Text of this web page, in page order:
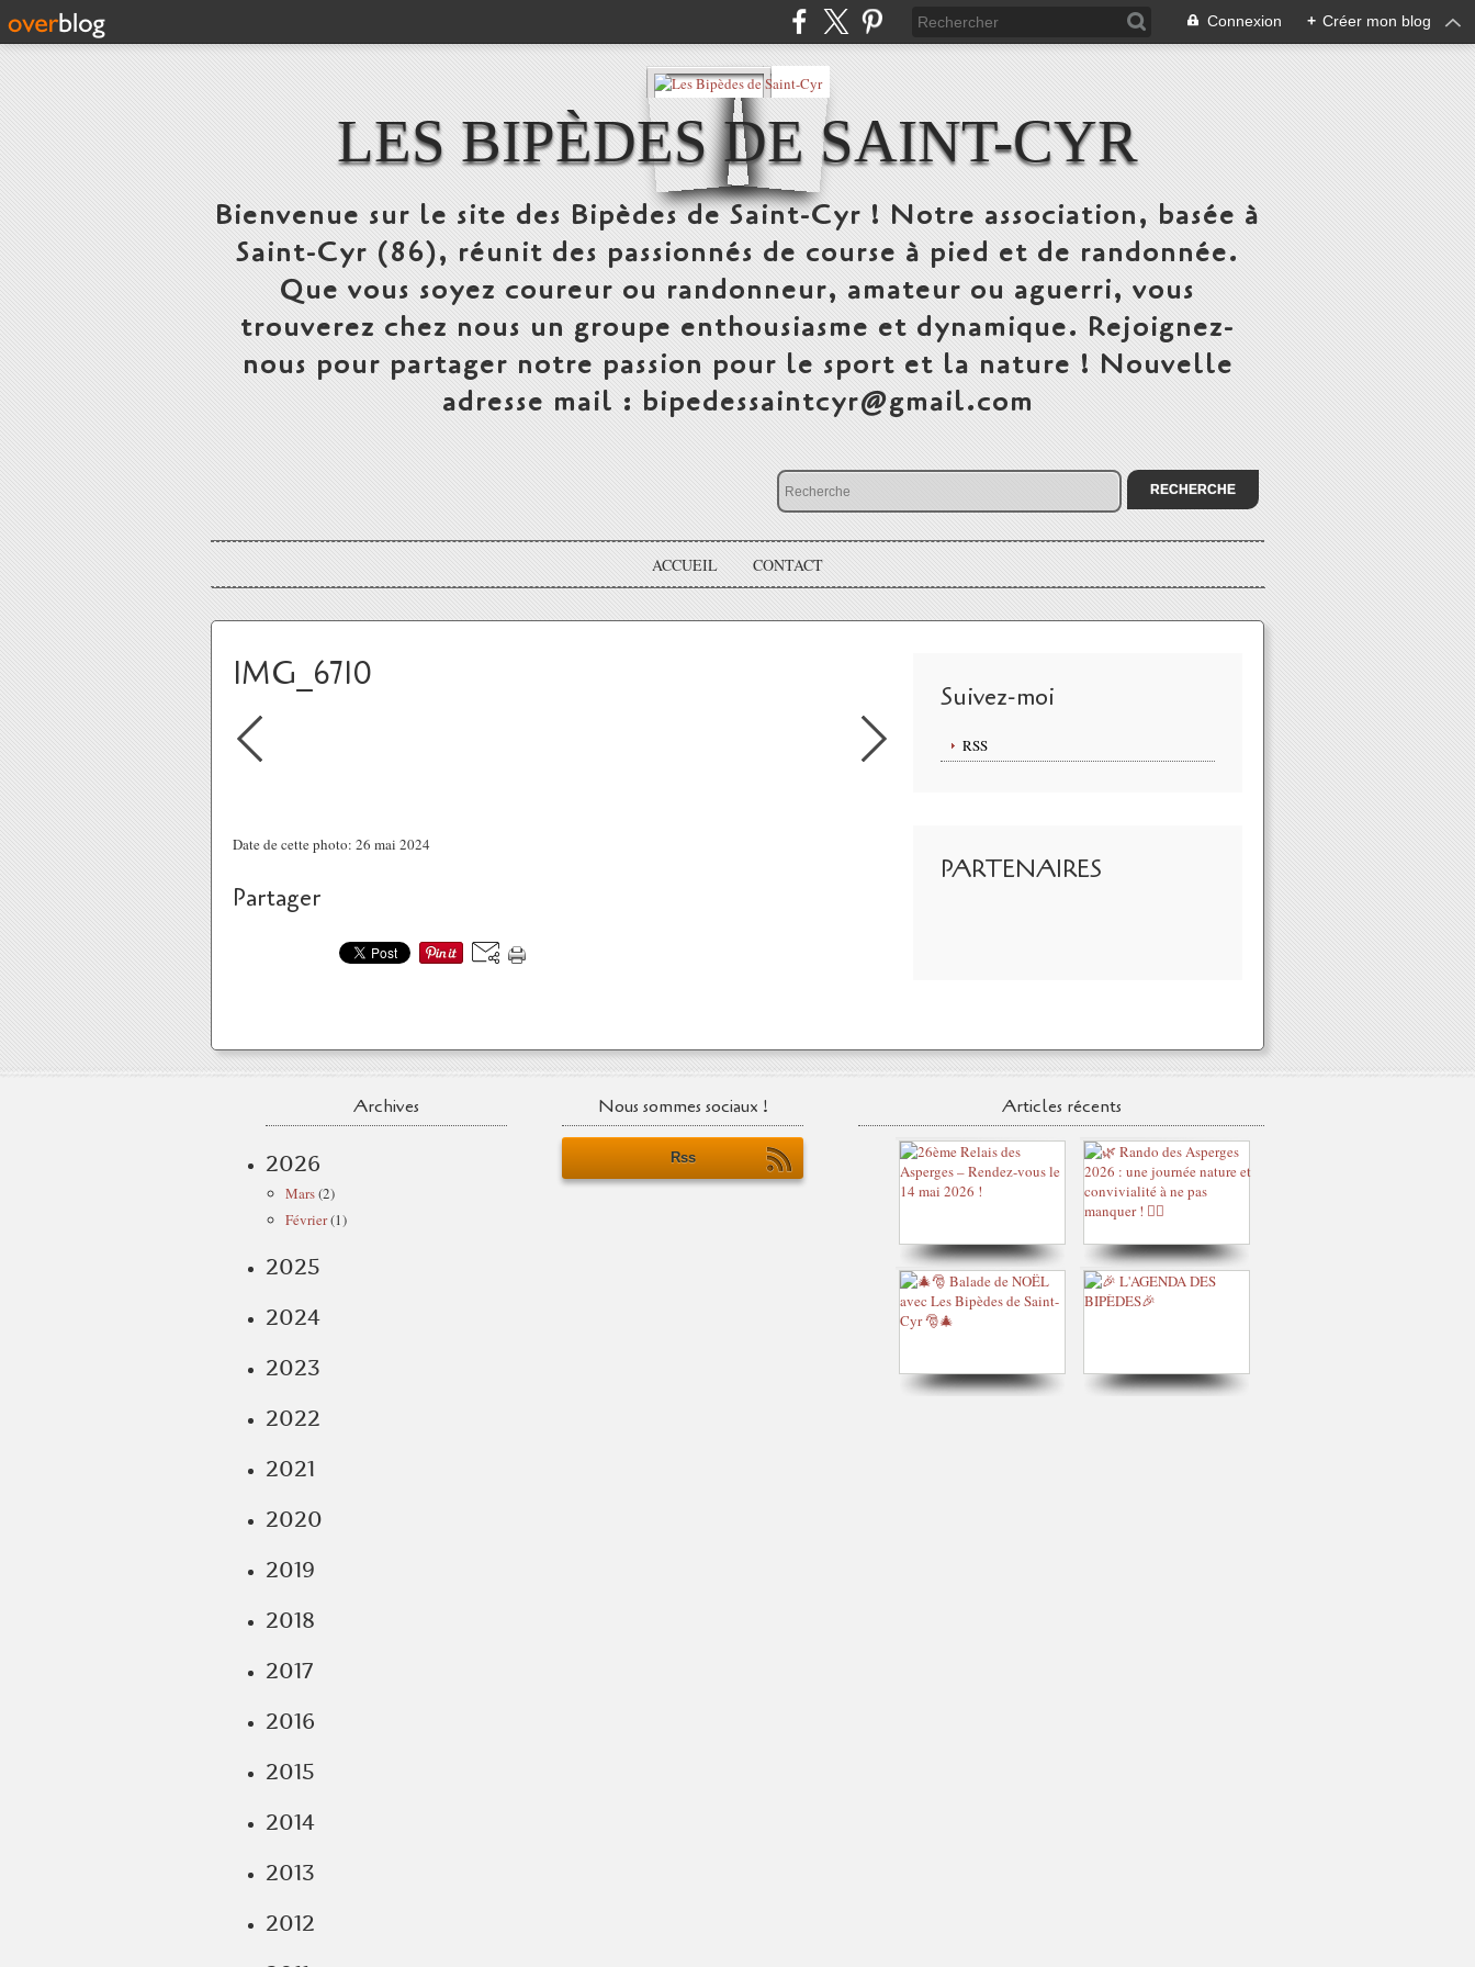
Connexion + Créer mon blog
LES BIPÈDES DE SAINT-CYR
Bienvenue sur le site des Bipèdes de Saint-Cyr ! Notre association, basée à
Saint-Cyr (86), réunit des passionnés de course à pied et de randonnée.
Que vous soyez coureur ou randonneur, amateur ou aguerri, vous
trouverez chez nous un groupe enthousiasme et dynamique. Rejoignez-
nous pour partager notre passion pour le sport et la nature ! Nouvelle
adresse mail : bipedessaintcyr@gmail.com
ACCUEIL CONTACT
IMG_6710
Date de cette photo: 26 mai 2024
Partager
Suivez-moi
RSS
PARTENAIRES
Archives
2026
Mars(2)
Février(1)
2025
2024
2023
2022
2021
2020
2019
2018
2017
2016
2015
2014
2013
2012
Nous sommes sociaux !
Rss
Articles récents